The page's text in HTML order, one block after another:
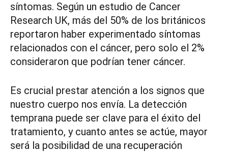
síntomas. Según un estudio de Cancer
Research UK, más del 50% de los británicos
reportaron haber experimentado síntomas
relacionados con el cáncer, pero solo el 2%
consideraron que podrían tener cáncer.
Es crucial prestar atención a los signos que
nuestro cuerpo nos envía. La detección
temprana puede ser clave para el éxito del
tratamiento, y cuanto antes se actúe, mayor
será la posibilidad de una recuperación